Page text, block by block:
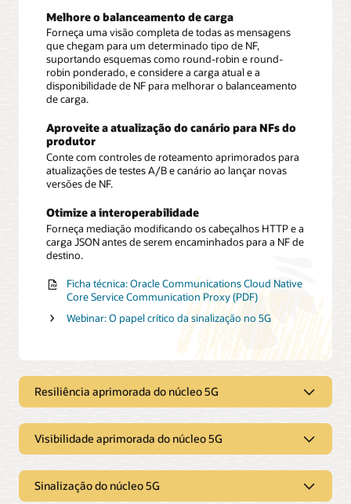
Melhore o balanceamento de carga
Forneça uma visão completa de todas as mensagens
que chegam para um determinado tipo de NF,
suportando esquemas como round-robin e round-
robin ponderado, e considere a carga atual e a
disponibilidade de NF para melhorar o balanceamento
de carga.
Aproveite a atualização do canário para NFs do
produtor
Conte com controles de roteamento aprimorados para
atualizações de testes A/B e canário ao lançar novas
versões de NF.
Otimize a interoperabilidade
Forneça mediação modificando os cabeçalhos HTTP e a
carga JSON antes de serem encaminhados para a NF de
destino.
Ficha técnica: Oracle Communications Cloud Native
Core Service Communication Proxy (PDF)
Webinar: O papel crítico da sinalização no 5G
Resiliência aprimorada do núcleo 5G
Melhore a resiliência
Melhore a resiliência e a segurança por meio de
roteamento alternativo.
Visibilidade aprimorada do núcleo 5G
Melhore a visibilidade
Sinalização do núcleo 5G